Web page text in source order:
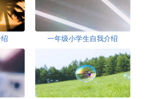
一年级小学生自我介绍